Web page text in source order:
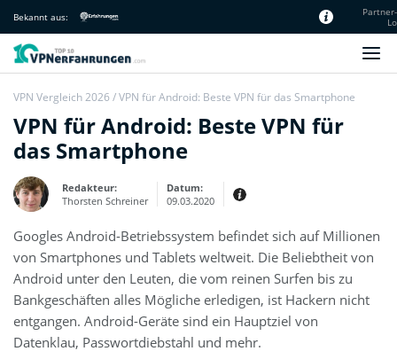
Bekannt aus:
Unsere Redaktion
VPN Vergleich 2026 /VPN für Android: Beste VPN für das Smartphone
VPN für Android: Beste VPN für
das Smartphone
Redakteur:
Thorsten Schreiner
Datum:
09.03.2020
Erfahrungen:
Ausführliche Bewertungen &
Testberichte
Ich bin von meiner Ausbildung her
für den Bereich vielseitig vorbereitet
– besonders dank des Studiums der
Vergleichenden
Literaturwissenschaft und
Germanistik in Berlin. Die Affinität
zur Sprache habe ich schon früh als
selbstständiger Texter genutzt.
Googles Android-Betriebssystem befindet sich auf Millionen
von Smartphones und Tablets weltweit. Die Beliebtheit von
Android unter den Leuten, die vom reinen Surfen bis zu
Bankgeschäften alles Mögliche erledigen, ist Hackern nicht
entgangen. Android-Geräte sind ein Hauptziel von
Datenklau, Passwortdiebstahl und mehr.